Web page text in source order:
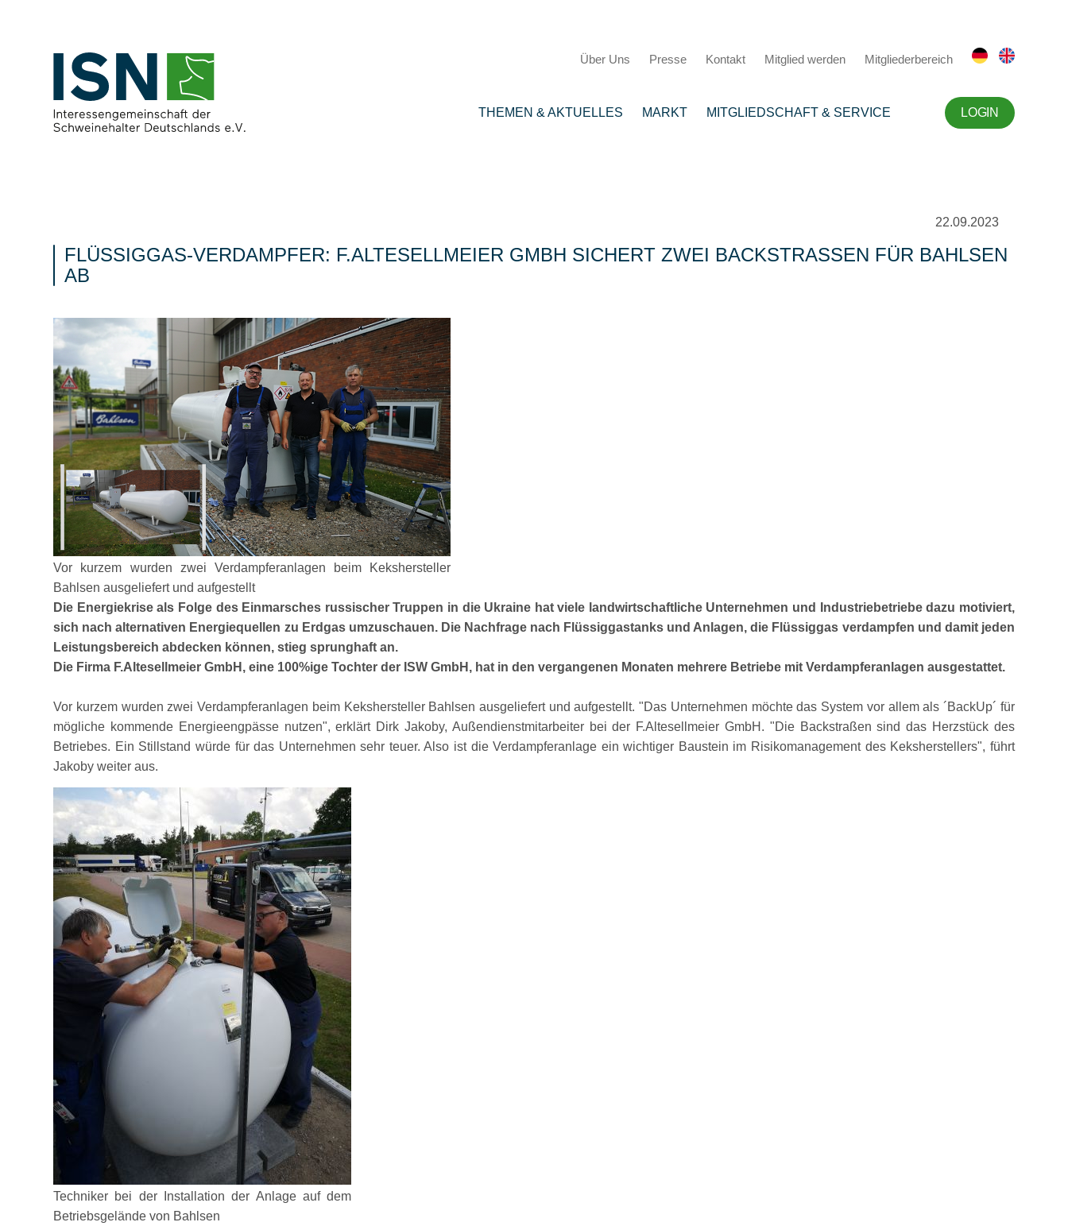
Über Uns Presse Kontakt Mitglied werden Mitgliederbereich
THEMEN & AKTUELLES MARKT MITGLIEDSCHAFT & SERVICE LOGIN
22.09.2023
FLÜSSIGGAS-VERDAMPFER: F.ALTESELLMEIER GMBH SICHERT ZWEI BACKSTRASSEN FÜR BAHLSEN A
B
Vor kurzem wurden zwei Verdampferanlagen beim Kekshersteller
Bahlsen ausgeliefert und aufgestellt
Die Energiekrise als Folge des Einmarsches russischer Truppen in die Ukraine hat viele landwirtschaftliche Unternehmen und Industriebetriebe dazu motiviert,
sich nach alternativen Energiequellen zu Erdgas umzuschauen. Die Nachfrage nach Flüssiggastanks und Anlagen, die Flüssiggas verdampfen und damit jeden
Leistungsbereich abdecken können, stieg sprunghaft an.
Die Firma F.Altesellmeier GmbH, eine 100%ige Tochter der ISW GmbH, hat in den vergangenen Monaten mehrere Betriebe mit Verdampferanlagen ausgestattet.
Vor kurzem wurden zwei Verdampferanlagen beim Kekshersteller Bahlsen ausgeliefert und aufgestellt. Das Unternehmen möchte das System vor allem als ´BackUp´ für
mögliche kommende Energieengpässe nutzen , erklärt Dirk Jakoby, Außendienstmitarbeiter bei der F.Altesellmeier GmbH.
Die Backstraßen sind das Herzstück des
Betriebes. Ein Stillstand würde für das Unternehmen sehr teuer. Also ist die Verdampferanlage ein wichtiger Baustein im Risikomanagement des Keksherstellers , führt
Jakoby weiter aus.
Techniker bei der Installation der Anlage auf dem
Betriebsgelände von Bahlsen